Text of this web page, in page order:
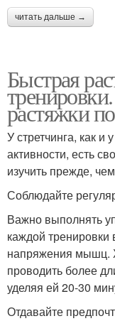
читать дальше →
Быстрая
растяжки
У стретчинга, как и
активности, есть
изучить прежде,
Соблюдайте
Важно выполнять
каждой тренировки
напряжения мышц.
проводить более
уделяя ей 20-30
Отдавайте